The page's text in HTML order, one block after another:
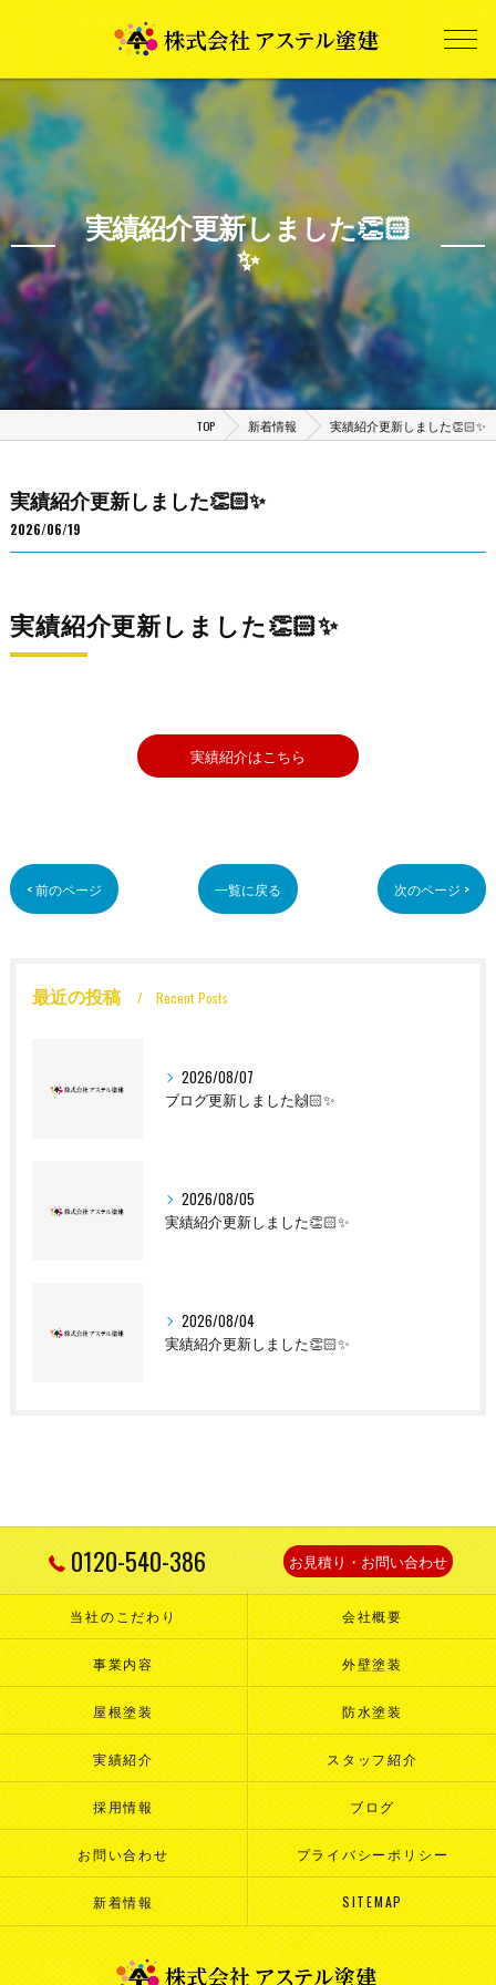
実績紹介更新しました👏🏻
✨
TOP 新着情報 実績紹介更新しました👏🏻✨
実績紹介更新しました👏🏻✨
2026/06/19
実績紹介更新しました👏🏻✨
実績紹介はこちら
< 前のページ 一覧に戻る 次のページ >
最近の投稿 Recent Posts
2026/08/07
ブログ更新しました🙌🏻✨
2026/08/05
実績紹介更新しました👏🏻✨
2026/08/04
実績紹介更新しました👏🏻✨
0120-540-386 お見積り・お問い合わせ
当社のこだわり 会社概要
事業内容 外壁塗装
屋根塗装 防水塗装
実績紹介 スタッフ紹介
採用情報 ブログ
お問い合わせ プライバシーポリシー
新着情報 SITEMAP